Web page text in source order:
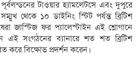
টাওয়ার হ্যামলেটসে এবং দুপুরে
থেকে ১০ ডাইনিং স্টিট পর্যন্ত ব্রিটিশ
জাস্টিজ ফর প্যালেস্টাইন এই শ্লোগানে
এই সংগঠনের ব্যানারে শত শত ব্রিটিশ
করে বিক্ষোভ প্রদর্শন করেন।